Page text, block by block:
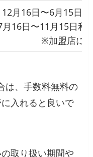
12月16日〜6月15日
月16日〜11月15日利
※加盟店に
は、手数料無料の
入れると良いで
取り扱い期間や